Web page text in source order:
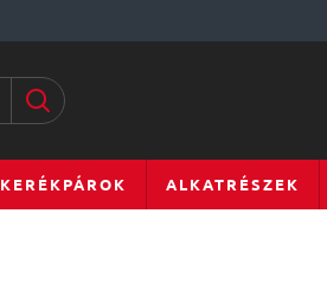
KERÉKPÁROK ALKATRÉSZEK